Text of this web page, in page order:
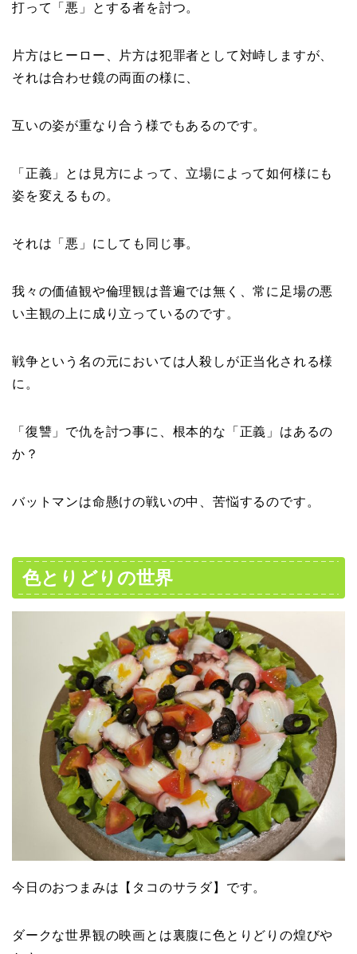
打って「悪」とする者を討つ。
片方はヒーロー、片方は犯罪者として対峙しますが、
それは合わせ鏡の両面の様に、
互いの姿が重なり合う様でもあるのです。
「正義」とは見方によって、立場によって如何様にも
姿を変えるもの。
それは「悪」にしても同じ事。
我々の価値観や倫理観は普遍では無く、常に足場の悪
い主観の上に成り立っているのです。
戦争という名の元においては人殺しが正当化される様
に。
「復讐」で仇を討つ事に、根本的な「正義」はあるの
か？
バットマンは命懸けの戦いの中、苦悩するのです。
色とりどりの世界
今日のおつまみは【タコのサラダ】です。
ダークな世界観の映画とは裏腹に色とりどりの煌びや